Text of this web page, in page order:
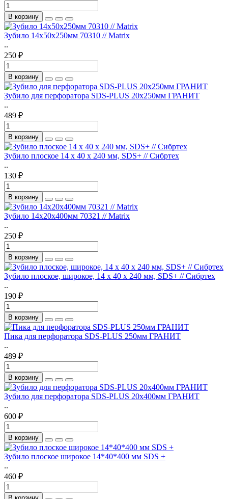
В корзину
Зубило 14х50х250мм 70310 // Matrix
..
250 ₽
В корзину
Зубило для перфоратора SDS-PLUS 20х250мм ГРАНИТ
..
489 ₽
В корзину
Зубило плоское 14 х 40 х 240 мм, SDS+ // Сибртех
..
130 ₽
В корзину
Зубило 14х20х400мм 70321 // Matrix
..
250 ₽
В корзину
Зубило плоское, широкое, 14 х 40 х 240 мм, SDS+ // Сибртех
..
190 ₽
В корзину
Пика для перфоратора SDS-PLUS 250мм ГРАНИТ
..
489 ₽
В корзину
Зубило для перфоратора SDS-PLUS 20х400мм ГРАНИТ
..
600 ₽
В корзину
Зубило плоское широкое 14*40*400 мм SDS +
..
460 ₽